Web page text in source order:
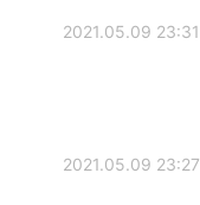
2021.05.09 23:31
2021.05.09 23:27